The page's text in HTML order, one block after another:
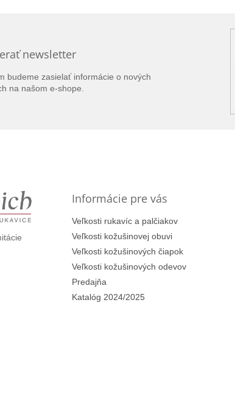
newsletter
budeme zasielať informácie o nových
na našom e-shope.
Informácie pre vás
Veľkosti rukavíc a palčiakov
Veľkosti kožušinovej obuvi
Veľkosti kožušinových čiapok
Veľkosti kožušinových odevov
Predajňa
Katalóg 2024/2025